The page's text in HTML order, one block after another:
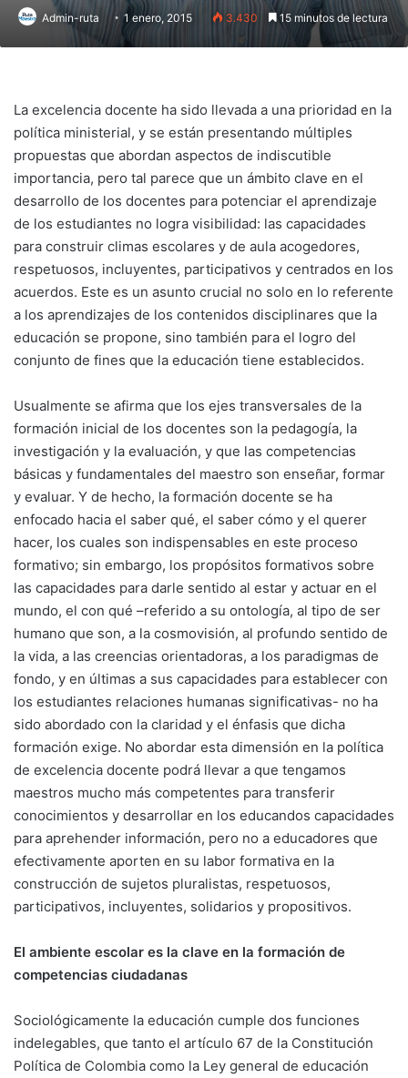
Admin-ruta 1 enero, 2015 3.430 15 minutos de lectura
La excelencia docente ha sido llevada a una prioridad en la
política ministerial, y se están presentando múltiples
propuestas que abordan aspectos de indiscutible
importancia, pero tal parece que un ámbito clave en el
desarrollo de los docentes para potenciar el aprendizaje
de los estudiantes no logra visibilidad: las capacidades
para construir climas escolares y de aula acogedores,
respetuosos, incluyentes, participativos y centrados en los
acuerdos. Este es un asunto crucial no solo en lo referente
a los aprendizajes de los contenidos disciplinares que la
educación se propone, sino también para el logro del
conjunto de fines que la educación tiene establecidos.
Usualmente se afirma que los ejes transversales de la
formación inicial de los docentes son la pedagogía, la
investigación y la evaluación, y que las competencias
básicas y fundamentales del maestro son enseñar, formar
y evaluar. Y de hecho, la formación docente se ha
enfocado hacia el saber qué, el saber cómo y el querer
hacer, los cuales son indispensables en este proceso
formativo; sin embargo, los propósitos formativos sobre
las capacidades para darle sentido al estar y actuar en el
mundo, el con qué –referido a su ontología, al tipo de ser
humano que son, a la cosmovisión, al profundo sentido de
la vida, a las creencias orientadoras, a los paradigmas de
fondo, y en últimas a sus capacidades para establecer con
los estudiantes relaciones humanas significativas- no ha
sido abordado con la claridad y el énfasis que dicha
formación exige. No abordar esta dimensión en la política
de excelencia docente podrá llevar a que tengamos
maestros mucho más competentes para transferir
conocimientos y desarrollar en los educandos capacidades
para aprehender información, pero no a educadores que
efectivamente aporten en su labor formativa en la
construcción de sujetos pluralistas, respetuosos,
participativos, incluyentes, solidarios y propositivos.
El ambiente escolar es la clave en la formación de
competencias ciudadanas
Sociológicamente la educación cumple dos funciones
indelegables, que tanto el artículo 67 de la Constitución
Política de Colombia como la Ley general de educación